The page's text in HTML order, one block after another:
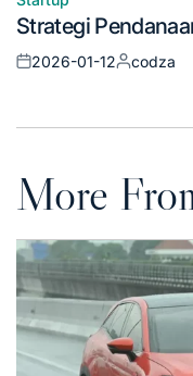
Posted
in
Strategi
Posted
2026-01-12
Posted
codza
More